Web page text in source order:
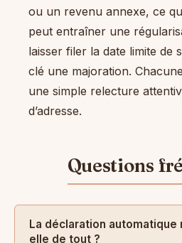
ou un revenu annexe, ce
peut entraîner une
laisser filer la date limite de
clé une majoration.
une simple relecture
d’adresse.
La déclaration
elle de tout ?